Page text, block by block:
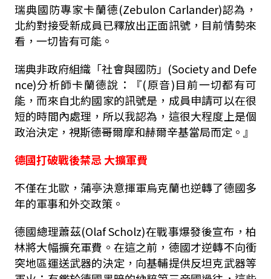
瑞典國防專家卡蘭德(Zebulon Carlander)認為，
北約對接受新成員已釋放出正面訊號，目前情勢來
看，一切皆有可能。
瑞典非政府組織「社會與國防」(Society and Defe
nce)分析師卡蘭德說：『(原音)目前一切都有可
能，而來自北約國家的訊號是，成員申請可以在很
短的時間內處理，所以我認為，這很大程度上是個
政治決定，視斯德哥爾摩和赫爾辛基當局而定。』
德國打破戰後禁忌 大擴軍費
不僅在北歐，蒲亭決意揮軍烏克蘭也逆轉了德國多
年的軍事和外交政策。
德國總理蕭茲(Olaf Scholz)在戰事爆發後宣布，柏
林將大幅擴充軍費。在這之前，德國才逆轉不向衝
突地區運送武器的決定，向基輔提供反坦克武器等